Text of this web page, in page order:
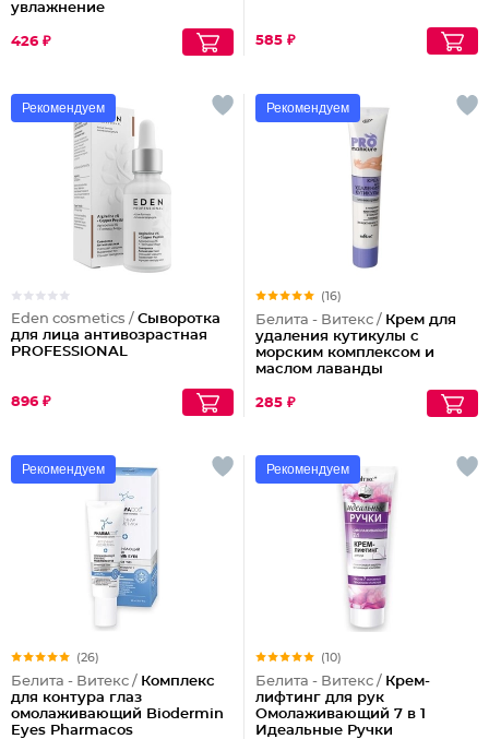
увлажнение
426 ₽ 585 ₽
Рекомендуем
Eden cosmetics / Сыворотка
для лица антивозрастная
PROFESSIONAL
896 ₽
Рекомендуем
(16)
Белита - Витекс / Крем для
удаления кутикулы с
морским комплексом и
маслом лаванды
285 ₽
Рекомендуем
(26)
Белита - Витекс / Комплекс
для контура глаз
омолаживающий Biodermin
Eyes Pharmacos
Рекомендуем
(10)
Белита - Витекс / Крем-
лифтинг для рук
Омолаживающий 7 в 1
Идеальные Ручки